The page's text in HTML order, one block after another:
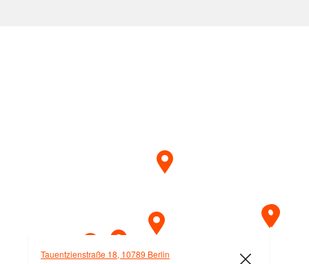
Tauentzienstraße 18, 10789 Berlin